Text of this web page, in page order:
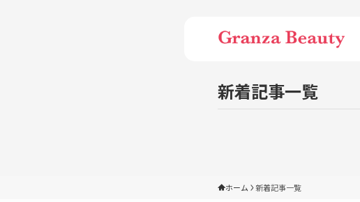
新着記事一覧
ホーム 新着記事一覧